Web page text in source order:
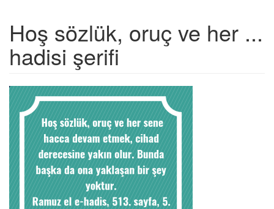
Hoş sözlük, oruç ve her ...
hadisi şerifi